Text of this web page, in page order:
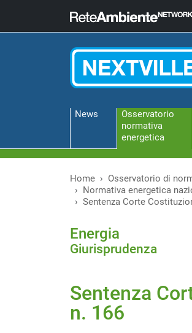
News
Osservatorio
normativa
energetica
Home
Osservatorio di
Normativa energetica
Sentenza Corte
Energia
Giurisprudenza
Sentenza
n. 166